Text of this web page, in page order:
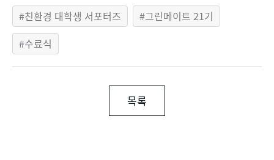
친환경 대학생 서포터즈
그린메이트 21기
수료식
목록